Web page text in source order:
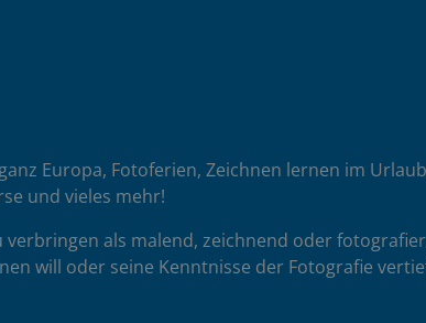
Europa, Fotoferien, Zeichnen lernen im
und vieles mehr!
als malend, zeichnend oder
will oder seine Kenntnisse der Fotografie